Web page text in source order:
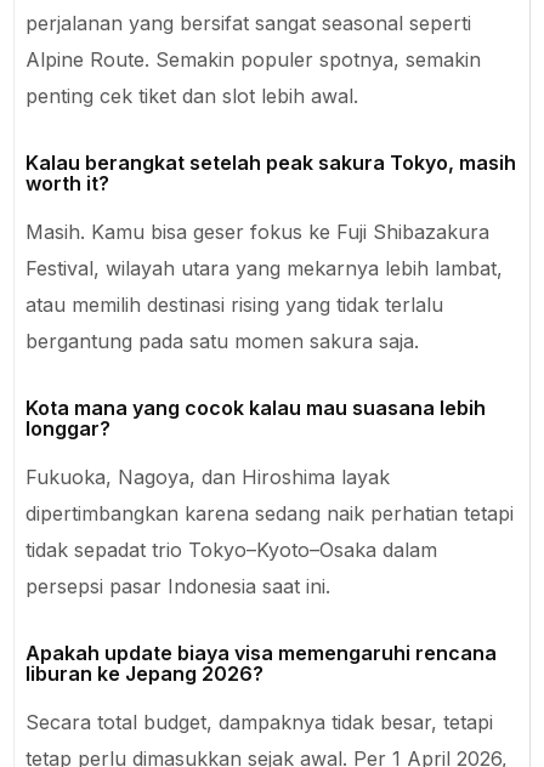
perjalanan yang bersifat sangat seasonal seperti
Alpine Route. Semakin populer spotnya, semakin
penting cek tiket dan slot lebih awal.
Kalau berangkat setelah peak sakura Tokyo, masih
worth it?
Masih. Kamu bisa geser fokus ke Fuji Shibazakura
Festival, wilayah utara yang mekarnya lebih lambat,
atau memilih destinasi rising yang tidak terlalu
bergantung pada satu momen sakura saja.
Kota mana yang cocok kalau mau suasana lebih
longgar?
Fukuoka, Nagoya, dan Hiroshima layak
dipertimbangkan karena sedang naik perhatian tetapi
tidak sepadat trio Tokyo–Kyoto–Osaka dalam
persepsi pasar Indonesia saat ini.
Apakah update biaya visa memengaruhi rencana
liburan ke Jepang 2026?
Secara total budget, dampaknya tidak besar, tetapi
tetap perlu dimasukkan sejak awal. Per 1 April 2026,